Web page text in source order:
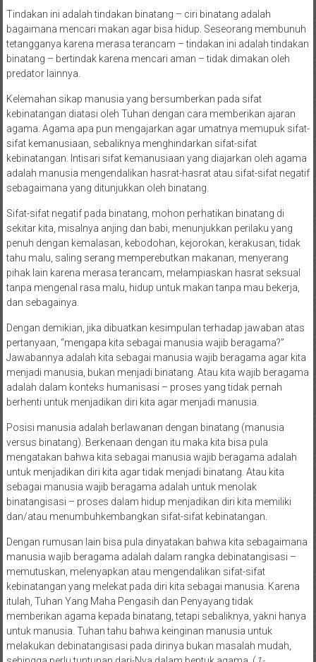
Tindakan ini adalah tindakan binatang – ciri binatang adalah
bagaimana mencari makan agar bisa hidup. Seseorang membunuh
tetangganya karena merasa terancam – tindakan ini adalah tindakan
binatang – bertindak karena mencari aman – tidak dimakan oleh
predator lainnya.
Kelemahan sikap manusia yang bersumberkan pada sifat
kebinatangan diatasi oleh Tuhan dengan cara memberikan ajaran
agama. Agama apa pun mengajarkan agar umatnya memupuk sifat-
sifat kemanusiaan, sebaliknya menghindarkan sifat-sifat
kebinatangan. Intisari sifat kemanusiaan yang diajarkan oleh agama
adalah manusia mengendalikan hasrat-hasrat atau sifat-sifat negatif
sebagaimana yang ditunjukkan oleh binatang.
Sifat-sifat negatif pada binatang, mohon perhatikan binatang di
sekitar kita, misalnya anjing dan babi, menunjukkan perilaku yang
penuh dengan kemalasan, kebodohan, kejorokan, kerakusan, tidak
tahu malu, saling serang memperebutkan makanan, menyerang
pihak lain karena merasa terancam, melampiaskan hasrat seksual
tanpa mengenal rasa malu, hidup untuk makan tanpa mau bekerja,
dan sebagainya.
Dengan demikian, jika dibuatkan kesimpulan terhadap jawaban atas
pertanyaan, “mengapa kita sebagai manusia wajib beragama?”
Jawabannya adalah kita sebagai manusia wajib beragama agar kita
menjadi manusia, bukan menjadi binatang. Atau kita wajib beragama
adalah dalam konteks humanisasi – proses yang tidak pernah
berhenti untuk menjadikan diri kita agar menjadi manusia.
Posisi manusia adalah berlawanan dengan binatang (manusia
versus binatang). Berkenaan dengan itu maka kita bisa pula
mengatakan bahwa kita sebagai manusia wajib beragama adalah
untuk menjadikan diri kita agar tidak menjadi binatang. Atau kita
sebagai manusia wajib beragama adalah untuk menolak
binatangisasi – proses dalam hidup menjadikan diri kita memiliki
dan/atau menumbuhkembangkan sifat-sifat kebinatangan.
Dengan rumusan lain bisa pula dinyatakan bahwa kita sebagaimana
manusia wajib beragama adalah dalam rangka debinatangisasi –
memutuskan, melenyapkan atau mengendalikan sifat-sifat
kebinatangan yang melekat pada diri kita sebagai manusia. Karena
itulah, Tuhan Yang Maha Pengasih dan Penyayang tidak
memberikan agama kepada binatang, tetapi sebaliknya, yakni hanya
untuk manusia. Tuhan tahu bahwa keinginan manusia untuk
melakukan debinatangisasi pada dirinya bukan masalah mudah,